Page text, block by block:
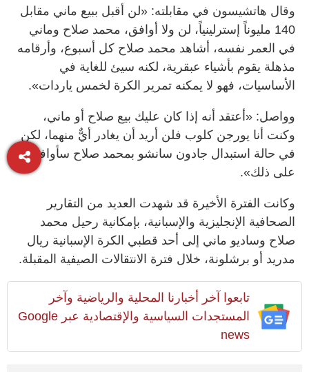
وقال هاتشيسون في مقابلته: «لن أقبل ببيع ماني مقابل
140 مليوناً إسترلينياً، لن ولا أوافق، محمد صلاح وماني
في العمر نفسه، أشاهد محمد صلاح كل أسبوع، وأرقامه
مذهلة يقوم بأشياء عبقرية، لكنه سيئ للغاية في
الأساسيات، فهو لا يمكنه تمرير الكرة لخمس ياردات».
وواصل: «أعتقد أنه إذا كان عليك بيع صلاح أو ماني،
وكنت أنا يورجن كلوب فلن أريد أن يغادر أيٌّ منهما، لكن
في حالة استبدال جادون سانشو بمحمد صلاح سأوافق
على ذلك».
وكانت الفترة الأخيرة قد شهدت العديد من التقارير
الصحافية الإنجليزية والإسبانية، بإمكانية رحيل محمد
صلاح وساديو ماني إلى أحد قطبي الكرة الإسبانية ريال
مدريد أو برشلونة، خلال فترة الانتقالات الصيفية المقبلة.
تابعوا آخر أخبارنا المحلية والرياضية وآخر
المستجدات السياسية والإقتصادية عبر Google
news